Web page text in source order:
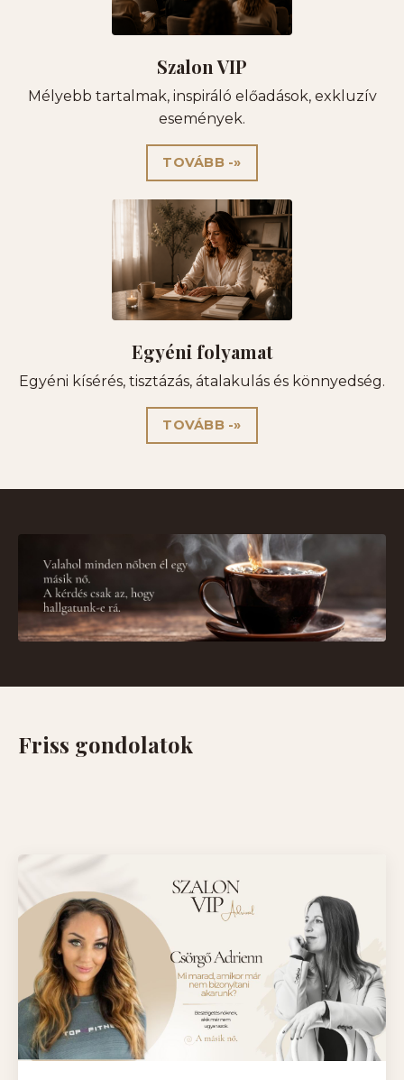
Szalon VIP
Mélyebb tartalmak, inspiráló előadások, exkluzív
események.
TOVÁBB -»
Egyéni folyamat
Egyéni kísérés, tisztázás, átalakulás és könnyedség.
TOVÁBB -»
Friss gondolatok